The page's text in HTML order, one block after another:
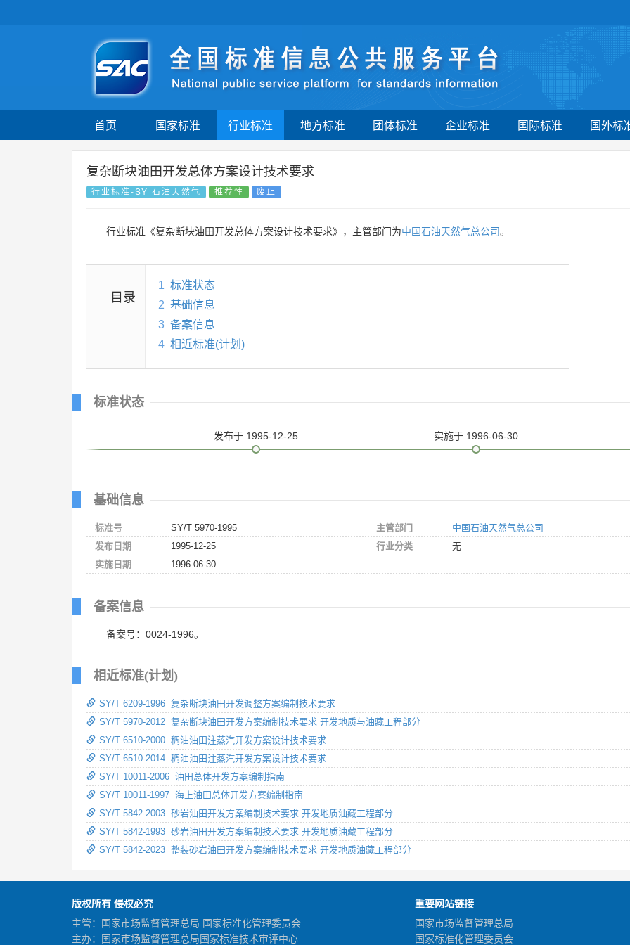
首页 国家标准 行业标准 地方标准 团体标准 企业标准 国际标准 国外标
复杂断块油田开发总体方案设计技术要求
行业标准-SY 石油天然气 推荐性 废止
行业标准《复杂断块油田开发总体方案设计技术要求》，主管部门为中国石油天然气总公司。
目录
1 标准状态
2 基础信息
3 备案信息
4 相近标准(计划)
标准状态
发布于 1995-12-25 实施于 1996-06-30
基础信息
标准号
SY/T 5970-1995
发布日期
1995-12-25
实施日期
1996-06-30
主管部门
中国石油天然气总公司
行业分类
无
备案信息
备案号：0024-1996。
相近标准(计划)
SY/T 6209-1996 复杂断块油田开发调整方案编制技术要求
SY/T 5970-2012 复杂断块油田开发方案编制技术要求 开发地质与油藏工程部分
SY/T 6510-2000 稠油油田注蒸汽开发方案设计技术要求
SY/T 6510-2014 稠油油田注蒸汽开发方案设计技术要求
SY/T 10011-2006 油田总体开发方案编制指南
SY/T 10011-1997 海上油田总体开发方案编制指南
SY/T 5842-2003 砂岩油田开发方案编制技术要求 开发地质油藏工程部分
SY/T 5842-1993 砂岩油田开发方案编制技术要求 开发地质油藏工程部分
SY/T 5842-2023 整装砂岩油田开发方案编制技术要求 开发地质油藏工程部分
版权所有 侵权必究
主管：国家市场监督管理总局 国家标准化管理委员会
主办：国家市场监督管理总局国家标准技术审评中心
重要网站链接
国家市场监督管理总局
国家标准化管理委员会